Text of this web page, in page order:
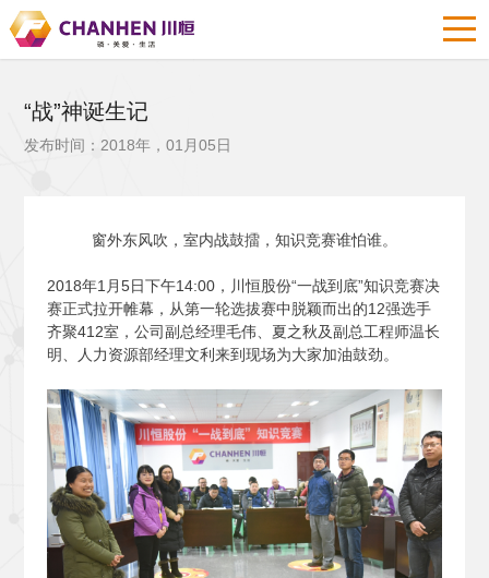
“战”神诞生记
发布时间：2018年，01月05日
窗外东风吹，室内战鼓擂，知识竞赛谁怕谁。
2018年1月5日下午14:00，川恒股份“一战到底”知识竞赛决
赛正式拉开帷幕，从第一轮选拔赛中脱颖而出的12强选手
齐聚412室，公司副总经理毛伟、夏之秋及副总工程师温长
明、人力资源部经理文利来到现场为大家加油鼓劲。